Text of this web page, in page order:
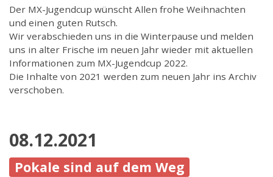
Der MX-Jugendcup wünscht Allen frohe Weihnachten
und einen guten Rutsch.
Wir verabschieden uns in die Winterpause und melden
uns in alter Frische im neuen Jahr wieder mit aktuellen
Informationen zum MX-Jugendcup 2022.
Die Inhalte von 2021 werden zum neuen Jahr ins Archiv
verschoben.
08.12.2021
Pokale sind auf dem Weg